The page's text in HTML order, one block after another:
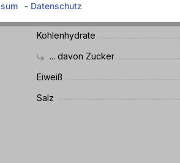
Kohlenhydrate
... davon Zucker
Eiweiß
Salz
- Datenschutz